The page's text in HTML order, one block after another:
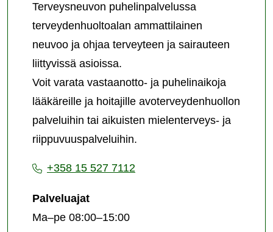
Terveysneuvon puhelinpalvelussa
terveydenhuoltoalan ammattilainen
neuvoo ja ohjaa terveyteen ja sairauteen
liittyvissä asioissa.
Voit varata vastaanotto- ja puhelinaikoja
lääkäreille ja hoitajille avoterveydenhuollon
palveluihin tai aikuisten mielenterveys- ja
riippuvuuspalveluihin.
+358 15 527 7112
Palveluajat
Ma–pe 08:00–15:00